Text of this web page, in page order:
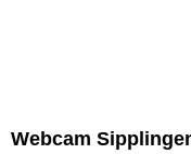
Webcam